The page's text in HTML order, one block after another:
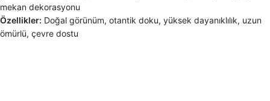
mekan dekorasyonu
Özellikler: Doğal görünüm, otantik doku, yüksek dayanıklılık, uzun
ömürlü, çevre dostu